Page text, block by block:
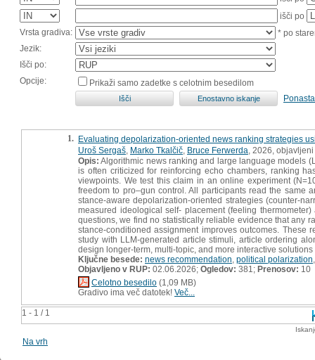
išči po
Vrsta gradiva:
* po
Jezik:
Išči po:
Opcije:
Prikaži samo zadetke s celotnim besedilom
1 - 1 / 1
1. Evaluating depolarization-oriented news ranking strategies
Uroš Sergaš Marko Tkalčič Bruce Ferwerda , 2026,
Opis: Algorithmic news ranking and large language models
is often criticized for reinforcing echo chambers, ranking
viewpoints. We test this claim in an online experiment
freedom to pro–gun control. All participants read the same
stance-aware depolarization-oriented strategies (counter-
measured ideological self- placement (feeling
questions, we find no statistically reliable evidence that any
stance-conditioned assignment improves outcomes. These
study with LLM-generated article stimuli, article ordering
design longer-term, multi-topic, and more interactive
Ključne besede: news recommendation political polarization
Objavljeno v RUP: 02.06.2026; Ogledov: 381; Prenosov: 10
Celotno besedilo (1,09 MB)
Gradivo ima več datotek! Več...
Na vrh